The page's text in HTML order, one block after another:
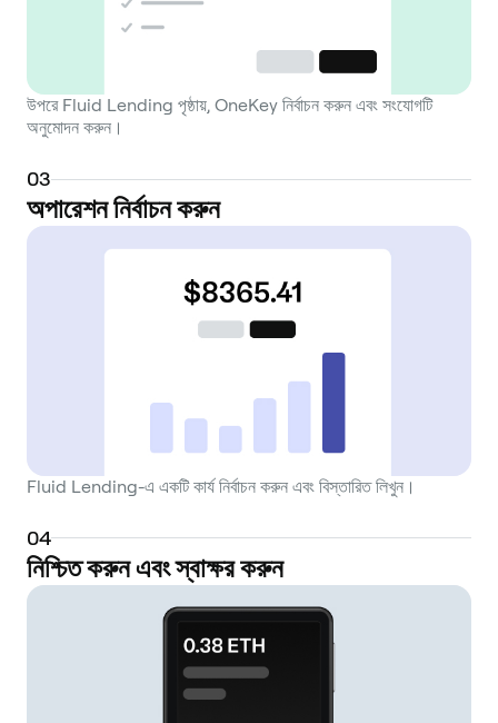
উপরে Fluid Lending পৃষ্ঠায়, OneKey নির্বাচন করুন এবং সংযোগটি
অনুমোদন করুন।
03
অপারেশন নির্বাচন করুন
Fluid Lending-এ একটি কার্য নির্বাচন করুন এবং বিস্তারিত লিখুন।
04
নিশ্চিত করুন এবং স্বাক্ষর করুন